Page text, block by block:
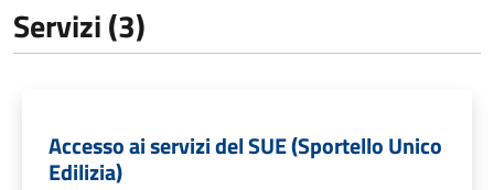
Servizi (3)
Accesso ai servizi del SUE (Sportello Unico
Edilizia)